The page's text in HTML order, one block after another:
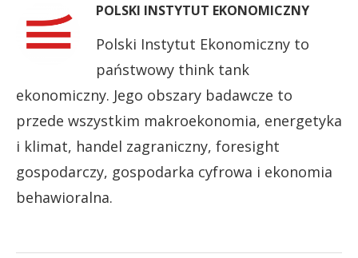
POLSKI INSTYTUT EKONOMICZNY
Polski Instytut Ekonomiczny to
państwowy think tank
ekonomiczny. Jego obszary badawcze to
przede wszystkim makroekonomia, energetyka
i klimat, handel zagraniczny, foresight
gospodarczy, gospodarka cyfrowa i ekonomia
behawioralna.